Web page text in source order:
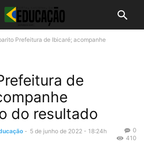
Prefeitura de Ibicaré; acompanhe
de
do resultado
- 5 de junho de 2022 - 18:24h
0
410